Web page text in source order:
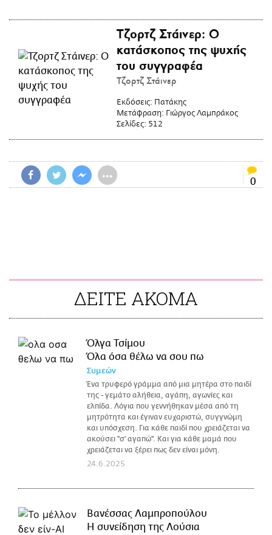
Τζορτζ Στάινερ: Ο
κατάσκοπος της ψυχής
του συγγραφέα
Τζορτζ Στάινερ
Εκδόσεις:
Πατάκης
Μετάφραση: Γιώργος Λαμπράκος
Σελίδες: 512
•••
0
ΔΕΙΤΕ ΑΚΟΜΑ
Όλγα Τσίμου
Όλα όσα θέλω να σου πω
Συμεών
Ένα τρυφερό γράμμα από μια μητέρα στο παιδί
της - γεμάτο αλήθεια, αγάπη, αγωνίες και
ελπίδα. Λόγια που γεννήθηκαν μέσα από τη
μητρότητα και έγιναν ευχαριστώ, συγγνώμη
και υπόσχεση. Για κάθε παιδί που χρειάζεται να
ακούσει ''σ' αγαπώ''. Και για κάθε μαμά που
χρειάζεται να ξέρει πως δεν είναι μόνη.
24.6.2025
Βανέσσας Λαμπροπούλου
Η συνείδηση της Λούσια